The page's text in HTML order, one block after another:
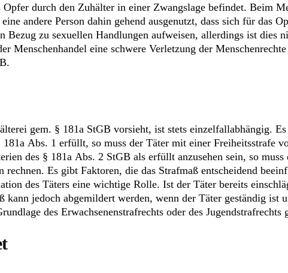
durch den Zuhälter in einer Zwangslage befindet. Beim
andere Person dahin gehend ausgenutzt, dass sich für das
Bezug zu sexuellen Handlungen aufweisen, allerdings ist dies
Menschenhandel eine schwere Verletzung der
gem. § 181a StGB vorsieht, ist stets einzelfallabhängig.
Abs. 1 erfüllt, so muss der Täter mit einer Freiheitsstrafe
des § 181a Abs. 2 StGB als erfüllt anzusehen sein, so
Es gibt Faktoren, die das Strafmaß entscheidend
des Täters eine wichtige Rolle. Ist der Täter bereits
kann jedoch abgemildert werden, wenn der Täter geständig ist
des Erwachsenenstrafrechts oder des